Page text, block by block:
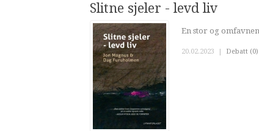
Slitne sjeler - levd liv
En stor og
20.02.2023 | Debatt (0)